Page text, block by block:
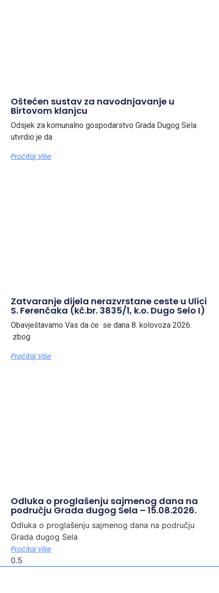
Oštećen sustav za navodnjavanje u
Birtovom klanjcu
Odsjek za komunalno gospodarstvo Grada Dugog Sela
utvrdio je da
Pročitaj Više
Zatvaranje dijela nerazvrstane ceste u Ulici
S. Ferenčaka (kč.br. 3835/1, k.o. Dugo Selo I)
Obavještavamo Vas da će se dana 8. kolovoza 2026.
zbog
Pročitaj Više
Odluka o proglašenju sajmenog dana na
području Grada dugog Sela – 15.08.2026.
Odluka o proglašenju sajmenog dana na području
Grada dugog Sela
Pročitaj Više